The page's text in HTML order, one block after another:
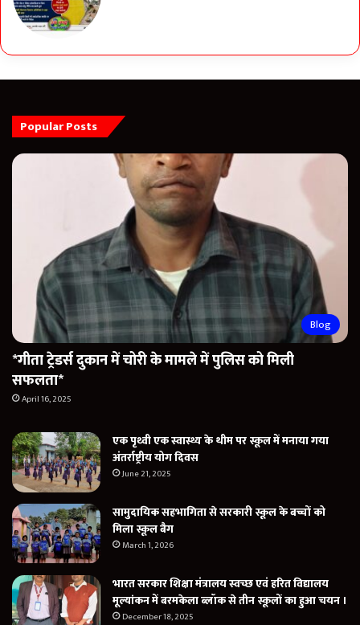
Popular Posts
Blog
*गीता ट्रेडर्स दुकान में चोरी के मामले में पुलिस को मिली
सफलता*
April 16, 2025
एक पृथ्वी एक स्वास्थ्य के थीम पर स्कूल में मनाया गया
अंतर्राष्ट्रीय योग दिवस
June 21, 2025
सामुदायिक सहभागिता से सरकारी स्कूल के बच्चों को
मिला स्कूल बैग
March 1, 2026
भारत सरकार शिक्षा मंत्रालय स्वच्छ एवं हरित विद्यालय
मूल्यांकन में बरमकेला ब्लॉक से तीन स्कूलों का हुआ चयन ।
December 18, 2025